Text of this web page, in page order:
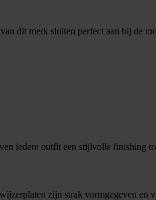
dit merk sluiten perfect aan bij de
iedere outfit een stijlvolle finishing
zijn strak vormgegeven